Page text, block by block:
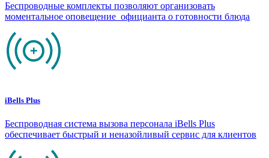
Беспроводные комплекты позволяют организовать
моментальное оповещение официанта о готовности блюда
iBells Plus
Беспроводная система вызова персонала iBells Plus
обеспечивает быстрый и неназойливый сервис для клиентов